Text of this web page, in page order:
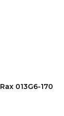
013G6-170